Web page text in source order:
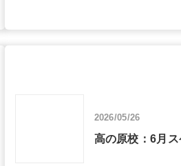
2026/05/26
高の原校：6月